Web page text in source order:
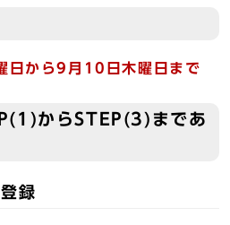
日から9月10日木曜日まで
からSTEP(3)まであ
録